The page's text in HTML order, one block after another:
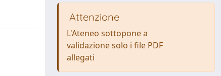
Attenzione
L'Ateneo sottopone a
validazione solo i file PDF
allegati